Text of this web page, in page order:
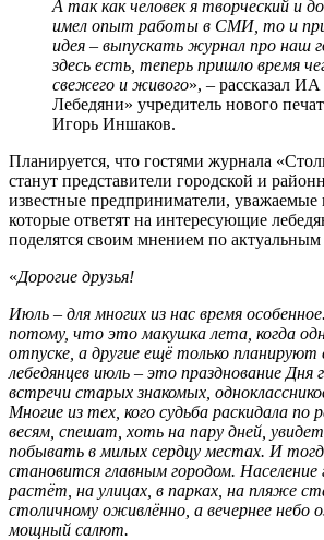
А так как человек я творческий и
имел опыт работы в СМИ, то и
идея – выпускать журнал про наш
здесь есть, теперь пришло время
свежего и живого», – рассказал
Лебедяни» учредитель нового
Игорь Иншаков.
Планируется, что гостями журнала
станут представители городской и
известные предприниматели,
которые ответят на интересующие
поделятся своим мнением по актуальным
«Дорогие друзья!
Июль – для многих из нас время
потому, что это макушка лета, когда
отпуске, а другие ещё только
лебедянцев июль – это празднование Дня
встречи старых знакомых,
Многие из тех, кого судьба раскидала по
весям, спешат, хоть на пару дней,
побывать в милых сердцу местах. И
становится главным городом. Население
растёт, на улицах, в парках, на пляже
столичному оживлённо, а вечернее небо
мощный салют.